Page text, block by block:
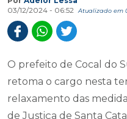
03/12/2024 - 06:52
Atualizado em
O prefeito de Cocal do
retoma o cargo nesta
relaxamento das
de Justiça de Santa